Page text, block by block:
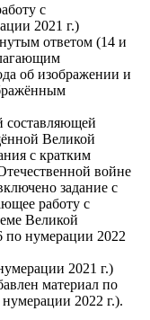
с
2021 г.)
ответом (14 и
об изображении и
составляющей
Великой
с кратким
войне
задание с
работу с
Великой
по нумерации 2022
2021 г.)
материал по
2022 г.).